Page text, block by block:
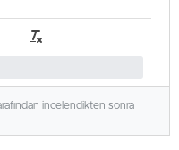
incelendikten sonra